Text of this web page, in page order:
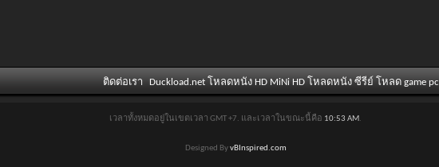
ติดต่อเรา Duckload.net โหลดหนัง HD MiNi HD โหลดหนัง ซีรีย์ โหลด game
เวลาทั้งหมดอยู่ในเขตเวลา GMT +7. และเวลาในขณะนี้คือ 10:53 AM.
Designed ByvBInspired.com